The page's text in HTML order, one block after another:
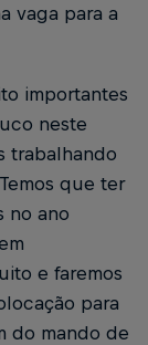
vaga para a
importantes
neste
trabalhando
que ter
no ano
e faremos
para
do mando de